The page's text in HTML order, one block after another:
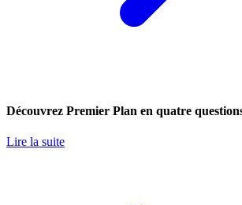
Découvrez Premier Plan en quatre
Lire la suite